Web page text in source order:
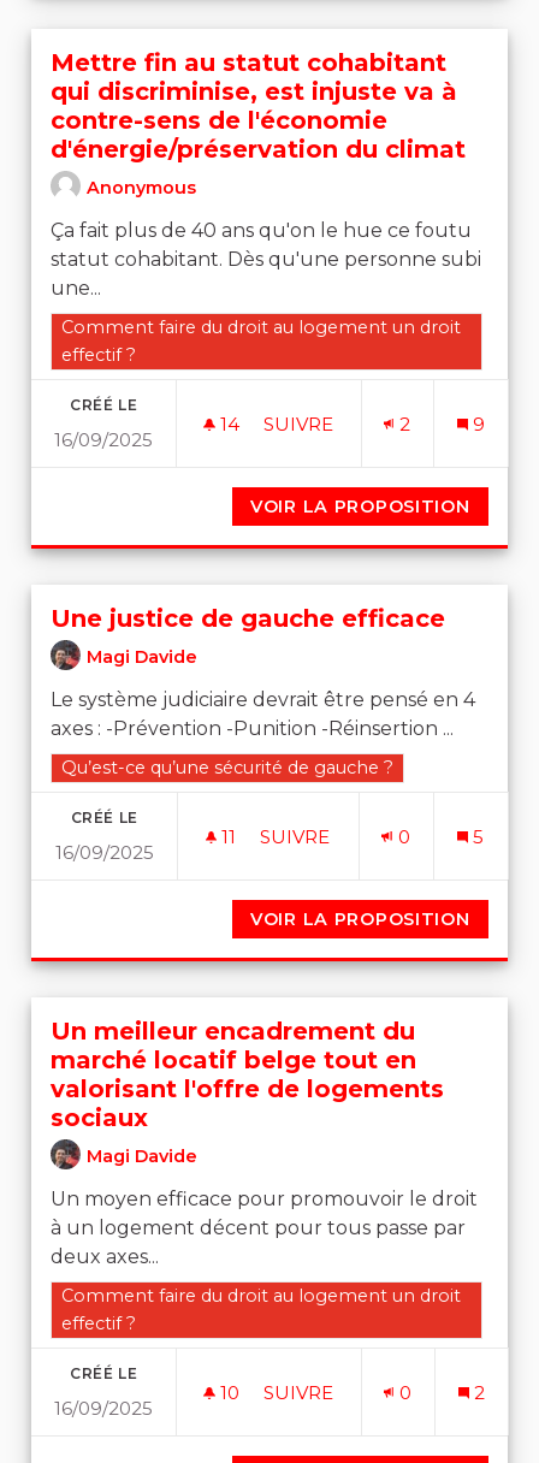
Mettre fin au statut cohabitant
qui discriminise, est injuste va à
contre-sens de l'économie
d'énergie/préservation du climat
Anonymous
Ça fait plus de 40 ans qu'on le hue ce foutu
statut cohabitant. Dès qu'une personne subi
une...
Filtrer les résultats de la catégorie : Comment faire
Comment faire du droit au logement un droit
effectif ?
CRÉÉ LE
16/09/2025
14 14 ABONNÉS
SUIVRE 2 9
VOIR LA PROPOSITION
Une justice de gauche efficace
Magi Davide
Le système judiciaire devrait être pensé en 4
axes : -Prévention -Punition -Réinsertion ...
Filtrer les résultats de la catégorie : Qu’est-ce qu’une
Qu’est-ce qu’une sécurité de gauche ?
CRÉÉ LE
16/09/2025
11 11 ABONNÉS
SUIVRE 0 5
VOIR LA PROPOSITION
Un meilleur encadrement du
marché locatif belge tout en
valorisant l'offre de logements
sociaux
Magi Davide
Un moyen efficace pour promouvoir le droit
à un logement décent pour tous passe par
deux axes...
Filtrer les résultats de la catégorie : Comment faire
Comment faire du droit au logement un droit
effectif ?
CRÉÉ LE
16/09/2025
10 10 ABONNÉS
SUIVRE 0 2